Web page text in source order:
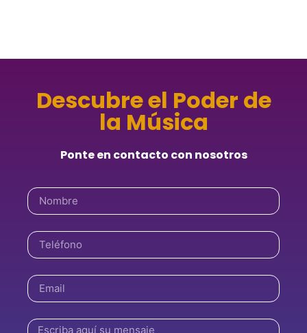
Descubre el Poder de
la Música
Ponte en contacto con nosotros